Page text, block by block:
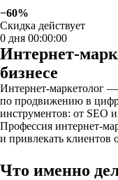
−60%
Скидка действует
0 дня 00:00:00
Интернет-
бизнесе
Интернет-маркетолог
по продвижению в
инструментов: от SEO
Профессия интернет-
и привлекать клиентов
Что именно